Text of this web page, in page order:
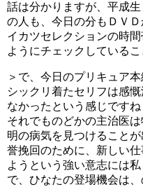
話は分かりますが、平成
の人も、今日の分もＤＶ
イカツセレクションの時
ようにチェックしているこ
＞で、今日のプリキュア本
シックリ着たセリフは感
なかったという感じですね
それでものどかの主治医
明の病気を見つけること
誉挽回のために、新しい
ようという強い意志には
で、ひなたの登場機会は